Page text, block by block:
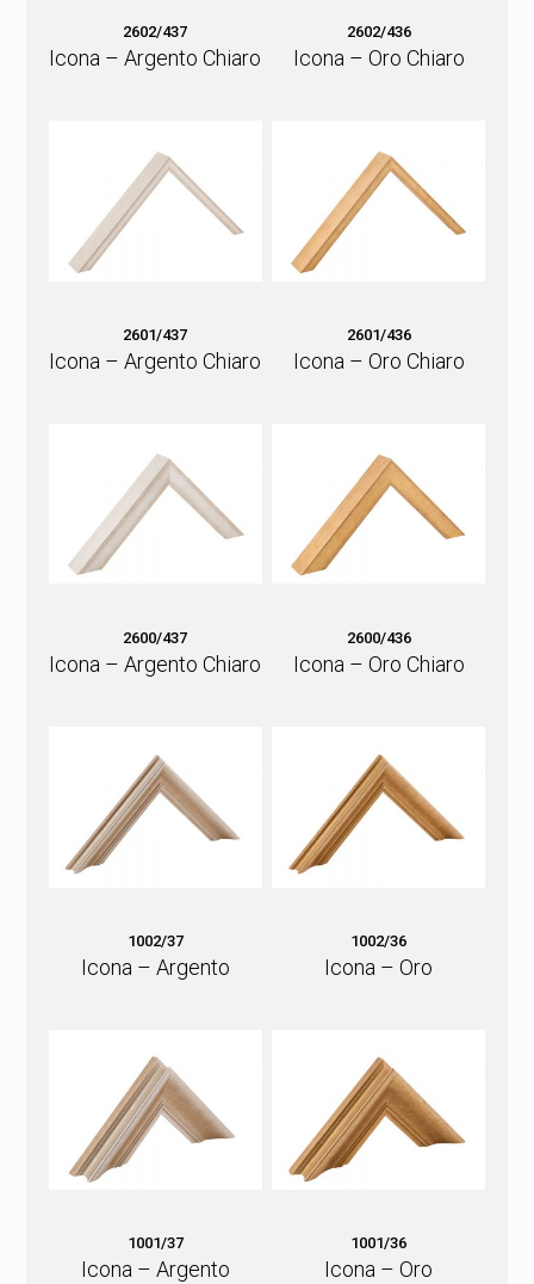
2602/437
Icona – Argento Chiaro
2602/436
Icona – Oro Chiaro
2601/437
Icona – Argento Chiaro
2601/436
Icona – Oro Chiaro
2600/437
Icona – Argento Chiaro
2600/436
Icona – Oro Chiaro
1002/37
Icona – Argento
1002/36
Icona – Oro
1001/37
Icona – Argento
1001/36
Icona – Oro